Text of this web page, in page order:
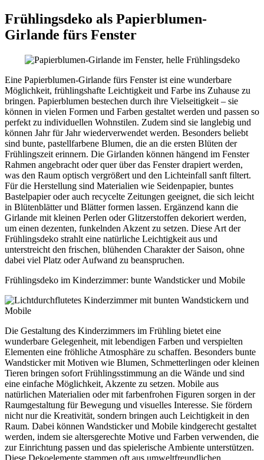
Frühlingsdeko als Papierblumen-
Girlande fürs Fenster
Eine Papierblumen-Girlande fürs Fenster ist eine wunderbare
Möglichkeit, frühlingshafte Leichtigkeit und Farbe ins Zuhause zu
bringen. Papierblumen bestechen durch ihre Vielseitigkeit – sie
können in vielen Formen und Farben gestaltet werden und passen so
perfekt zu individuellen Wohnstilen. Zudem sind sie langlebig und
können Jahr für Jahr wiederverwendet werden. Besonders beliebt
sind bunte, pastellfarbene Blumen, die an die ersten Blüten der
Frühlingszeit erinnern. Die Girlanden können hängend im Fenster
Rahmen angebracht oder quer über das Fenster drapiert werden,
was den Raum optisch vergrößert und den Lichteinfall sanft filtert.
Für die Herstellung sind Materialien wie Seidenpapier, buntes
Bastelpapier oder auch recycelte Zeitungen geeignet, die sich leicht
in Blütenblätter und Blätter formen lassen. Ergänzend kann die
Girlande mit kleinen Perlen oder Glitzerstoffen dekoriert werden,
um einen dezenten, funkelnden Akzent zu setzen. Diese Art der
Frühlingsdeko strahlt eine natürliche Leichtigkeit aus und
unterstreicht den frischen, blühenden Charakter der Saison, ohne
dabei viel Platz oder Aufwand zu beanspruchen.
Frühlingsdeko im Kinderzimmer: bunte Wandsticker und Mobile
Die Gestaltung des Kinderzimmers im Frühling bietet eine
wunderbare Gelegenheit, mit lebendigen Farben und verspielten
Elementen eine fröhliche Atmosphäre zu schaffen. Besonders bunte
Wandsticker mit Motiven wie Blumen, Schmetterlingen oder kleinen
Tieren bringen sofort Frühlingsstimmung an die Wände und sind
eine einfache Möglichkeit, Akzente zu setzen. Mobile aus
natürlichen Materialien oder mit farbenfrohen Figuren sorgen in der
Raumgestaltung für Bewegung und visuelles Interesse. Sie fördern
nicht nur die Kreativität, sondern bringen auch Leichtigkeit in den
Raum. Dabei können Wandsticker und Mobile kindgerecht gestaltet
werden, indem sie altersgerechte Motive und Farben verwenden, die
zur Einrichtung passen und das spielerische Ambiente unterstützen.
Diese Dekoelemente stammen oft aus umweltfreundlichen